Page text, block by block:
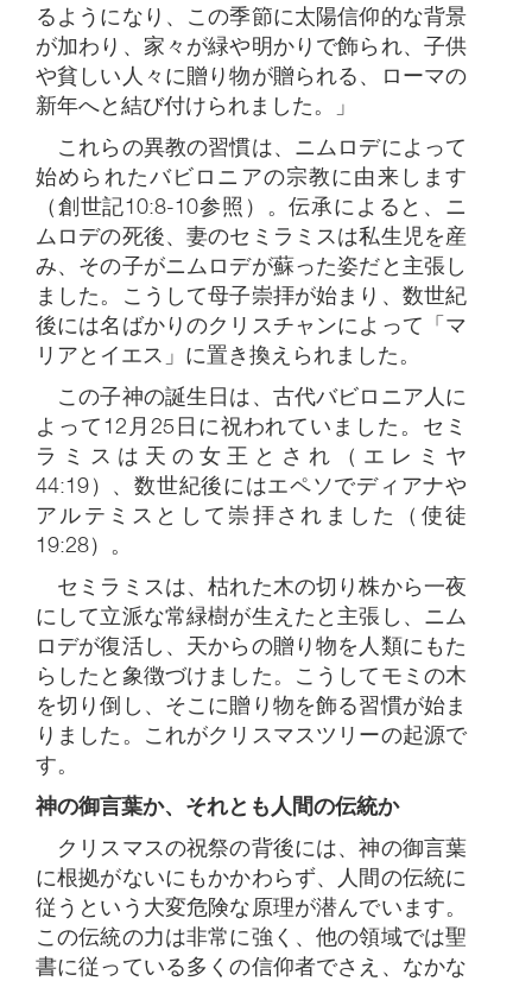
るようになり、この季節に太陽信仰的な背景
が加わり、家々が緑や明かりで飾られ、子供
や貧しい人々に贈り物が贈られる、ローマの
新年へと結び付けられました。」
これらの異教の習慣は、ニムロデによって
始められたバビロニアの宗教に由来します
（創世記10:8-10参照）。伝承によると、ニ
ムロデの死後、妻のセミラミスは私生児を産
み、その子がニムロデが蘇った姿だと主張し
ました。こうして母子崇拝が始まり、数世紀
後には名ばかりのクリスチャンによって「マ
リアとイエス」に置き換えられました。
この子神の誕生日は、古代バビロニア人に
よって12月25日に祝われていました。セミ
ラミスは天の女王とされ（エレミヤ
44:19）、数世紀後にはエペソでディアナや
アルテミスとして崇拝されました（使徒
19:28）。
セミラミスは、枯れた木の切り株から一夜
にして立派な常緑樹が生えたと主張し、ニム
ロデが復活し、天からの贈り物を人類にもた
らしたと象徴づけました。こうしてモミの木
を切り倒し、そこに贈り物を飾る習慣が始ま
りました。これがクリスマスツリーの起源で
す。
神の御言葉か、それとも人間の伝統か
クリスマスの祝祭の背後には、神の御言葉
に根拠がないにもかかわらず、人間の伝統に
従うという大変危険な原理が潜んでいます。
この伝統の力は非常に強く、他の領域では聖
書に従っている多くの信仰者でさえ、なかな